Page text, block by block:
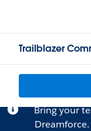
Trailblazer
Bring your
Dreamforce.